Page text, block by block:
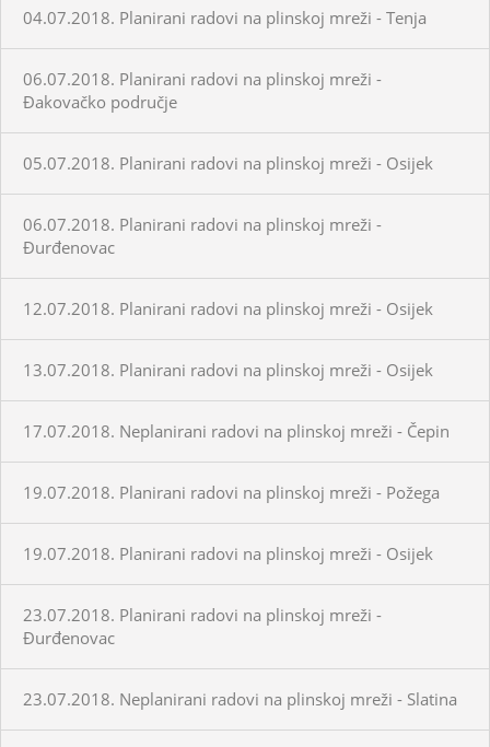
04.07.2018. Planirani radovi na plinskoj mreži - Tenja
06.07.2018. Planirani radovi na plinskoj mreži -
Đakovačko područje
05.07.2018. Planirani radovi na plinskoj mreži - Osijek
06.07.2018. Planirani radovi na plinskoj mreži -
Đurđenovac
12.07.2018. Planirani radovi na plinskoj mreži - Osijek
13.07.2018. Planirani radovi na plinskoj mreži - Osijek
17.07.2018. Neplanirani radovi na plinskoj mreži - Čepin
19.07.2018. Planirani radovi na plinskoj mreži - Požega
19.07.2018. Planirani radovi na plinskoj mreži - Osijek
23.07.2018. Planirani radovi na plinskoj mreži -
Đurđenovac
23.07.2018. Neplanirani radovi na plinskoj mreži - Slatina